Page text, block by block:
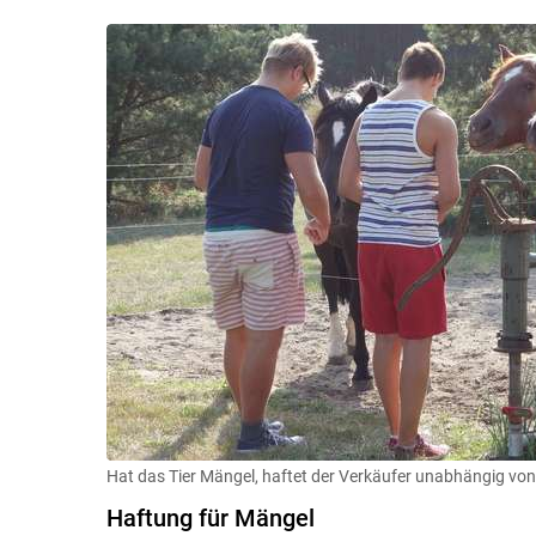
Hat das Tier Mängel, haftet der Verkäufer unabhängig
Haftung für Mängel